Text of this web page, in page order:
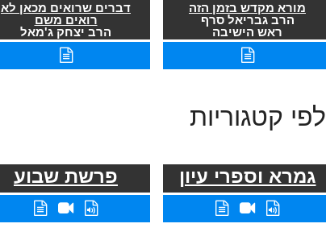
מורא מקדש בזמן הזה
הרב גבריאל סרף
ראש הישיבה
דברים שרואים מכאן לא
רואים משם
הרב יצחק ג'מאל
לפי קטגוריות
גמרא וספרי עיון פרשת שבוע